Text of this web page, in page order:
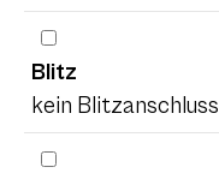
Blitz
kein Blitzanschluss